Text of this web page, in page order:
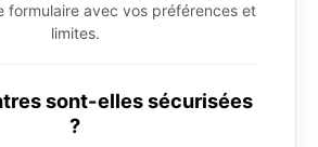
formulaire avec vos préférences et
limites.
sont-elles sécurisées
?